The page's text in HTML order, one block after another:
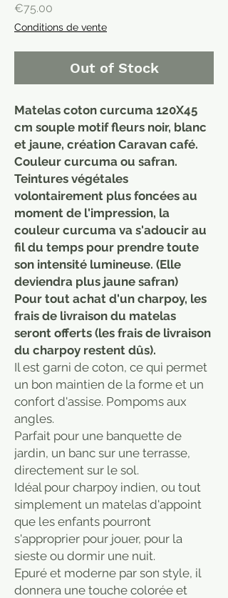
€75.00
Conditions de vente
Out of Stock
Matelas coton curcuma 120X45
cm souple motif fleurs noir, blanc
et jaune, création Caravan café.
Couleur curcuma ou safran.
Teintures végétales
volontairement plus foncées au
moment de l'impression, la
couleur curcuma va s'adoucir au
fil du temps pour prendre toute
son intensité lumineuse. (Elle
deviendra plus jaune safran)
Pour tout achat d'un charpoy, les
frais de livraison du matelas
seront offerts (les frais de livraison
du charpoy restent dûs).
Il est garni de coton, ce qui permet
un bon maintien de la forme et un
confort d'assise. Pompoms aux
angles.
Parfait pour une banquette de
jardin, un banc sur une terrasse,
directement sur le sol.
Idéal pour charpoy indien, ou tout
simplement un matelas d'appoint
que les enfants pourront
s'approprier pour jouer, pour la
sieste ou dormir une nuit.
Epuré et moderne par son style, il
donnera une touche colorée et